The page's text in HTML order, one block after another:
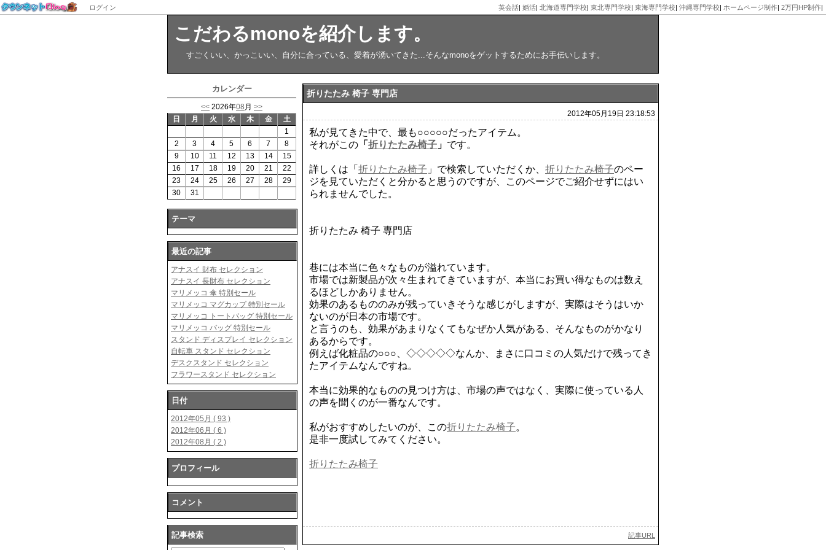
ログイン 英会話| 婚活| 北海道専門学校| 東北専門学校| 東海専門学校| 沖縄専門学校| ホームページ制作| 2万円HP制作|
こだわるmonoを紹介します。
すごくいい、かっこいい、自分に合っている、愛着が湧いてきた...そんなmonoをゲットするためにお手伝いします。
折りたたみ 椅子 専門店
2012年05月19日 23:18:53
私が見てきた中で、最も○○○○○だったアイテム。
それがこの 「 折りたたみ椅子 」 です。
詳しくは「 折りたたみ椅子 」で検索していただくか、 折りたたみ椅子のペー
ジを見ていただくと分かると思うのですが、このページでご紹介せずにはい
られませんでした。
折りたたみ 椅子 専門店
巷には本当に色々なものが溢れています。
市場では新製品が次々生まれてきていますが、本当にお買い得なものは数え
るほどしかありません。
効果のあるもののみが残っていきそうな感じがしますが、実際はそうはいか
ないのが日本の市場です。
と言うのも、効果があまりなくてもなぜか人気がある、そんなものがかなり
あるからです。
例えば化粧品の○○○、◇◇◇◇◇なんか、まさに口コミの人気だけで残ってき
たアイテムなんですね。
本当に効果的なものの見つけ方は、市場の声ではなく、実際に使っている人
の声を聞くのが一番なんです。
私がおすすめしたいのが、この折りたたみ椅子。
是非一度試してみてください。
折りたたみ椅子
記事URL
カレンダー
<< 2026年08 月 >>
日
月 火 水 木 金
土
1
2
3 4 5 6 7
8
9
10 11 12 13 14
15
16
17 18 19 20 21
22
23
24 25 26 27 28
29
30
31
テーマ
最近の記事
アナスイ 財布 セレクション
アナスイ 長財布 セレクション
マリメッコ 傘 特別セール
マリメッコ マグカップ 特別セール
マリメッコ トートバッグ 特別セール
マリメッコ バッグ 特別セール
スタンド ディスプレイ セレクション
自転車 スタンド セレクション
デスクスタンド セレクション
フラワースタンド セレクション
日付
2012年05月 ( 93 )
2012年06月 ( 6 )
2012年08月 ( 2 )
プロフィール
コメント
記事検索